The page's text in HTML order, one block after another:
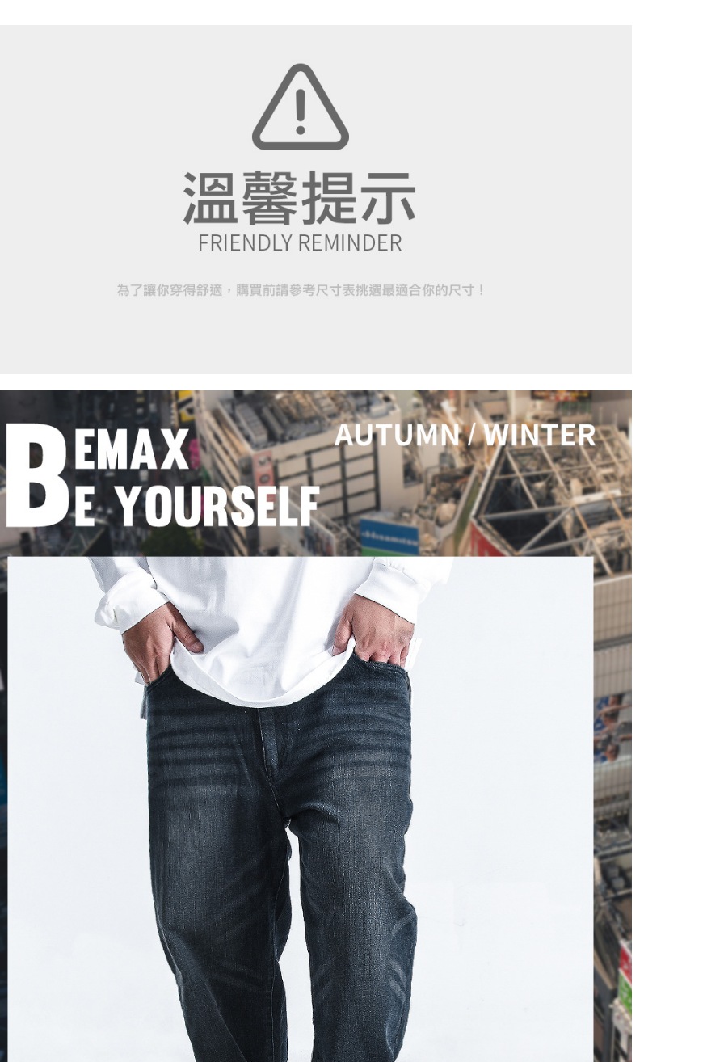
２．關於個人資料處理事宜，請瀏覽以下網址：
https://aftee.tw/terms/#terms3
３．未成年的使用者請事先徵得法定代理人或監護人之同意方可使用
「AFTEE先享後付」，若未經同意申辦者引起之損失，本公司不負相關責
４．使用「AFTEE先享後付」時，將依據個別帳號之用戶狀況，依本公司
結果請求用戶進行身份認證。
５．嚴禁一人註冊多個帳號或使用他人資訊註冊。若發現惡意使用之情
形，恩沛科技股份有限公司將有權停止該用戶之使用額度並採取法律行
動。